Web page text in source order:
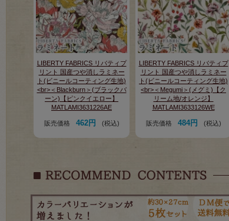
LIBERTY FABRICS リバティプ
リント 国産つや消しラミネー
ト(ビニールコーティング生地)
<br>＜Blackburn＞(ブラックバ
ーン)【ピンクイエロー】
MATLAMI3631226AE
販売価格 462円 (税込)
LIBERTY FABRICS リバティプ
リント 国産つや消しラミネー
ト(ビニールコーティング生地)
<br>＜Megumi＞(メグミ)【ク
リーム地/オレンジ】
MATLAMI3633126WE
販売価格 484円 (税込)